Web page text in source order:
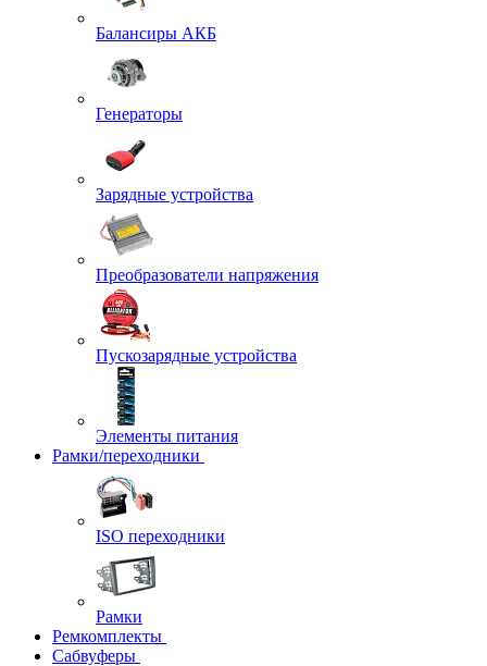
Балансиры АКБ
Генераторы
Зарядные устройства
Преобразователи напряжения
Пускозарядные устройства
Элементы питания
Рамки/переходники
ISO переходники
Рамки
Ремкомплекты
Сабвуферы